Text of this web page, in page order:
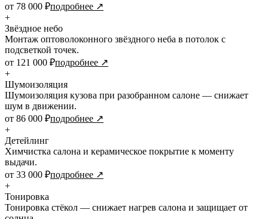
от 78 000 ₽подробнее ↗
+
Звёздное небо
Монтаж оптоволоконного звёздного неба в потолок с
подсветкой точек.
от 121 000 ₽подробнее ↗
+
Шумоизоляция
Шумоизоляция кузова при разобранном салоне — снижает
шум в движении.
от 86 000 ₽подробнее ↗
+
Детейлинг
Химчистка салона и керамическое покрытие к моменту
выдачи.
от 33 000 ₽подробнее ↗
+
Тонировка
Тонировка стёкол — снижает нагрев салона и защищает от